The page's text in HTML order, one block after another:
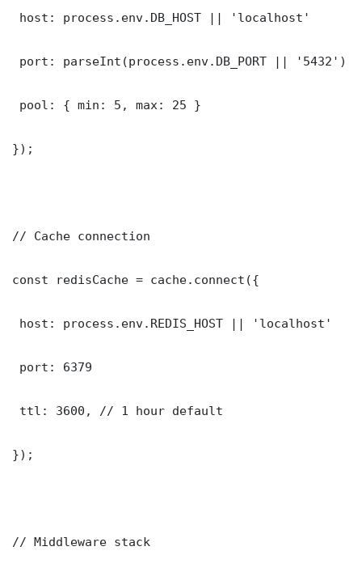
host: process.env.DB_HOST || 'localhost'
port: parseInt(process.env.DB_PORT || '5432')
pool: { min: 5, max: 25 }
});
// Cache connection
const redisCache = cache.connect({
host: process.env.REDIS_HOST || 'localhost'
port: 6379
ttl: 3600, // 1 hour default
});
// Middleware stack